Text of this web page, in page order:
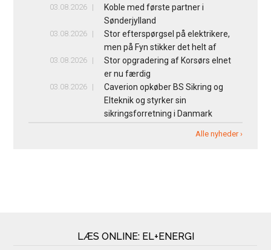
03.08.2026
Koble med første partner i
Sønderjylland
03.08.2026
Stor efterspørgsel på elektrikere,
men på Fyn stikker det helt af
03.08.2026
Stor opgradering af Korsørs elnet
er nu færdig
03.08.2026
Caverion opkøber BS Sikring og
Elteknik og styrker sin
sikringsforretning i Danmark
Alle nyheder ›
LÆS ONLINE: EL+ENERGI